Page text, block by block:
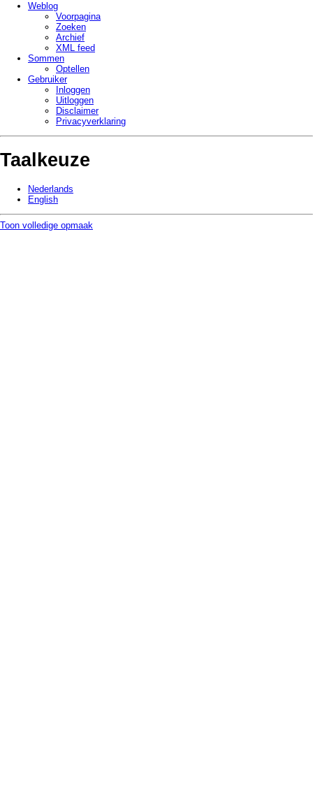
Weblog
Voorpagina
Zoeken
Archief
XML feed
Sommen
Optellen
Gebruiker
Inloggen
Uitloggen
Disclaimer
Privacy­verklaring
Taalkeuze
Nederlands
English
Toon volledige opmaak